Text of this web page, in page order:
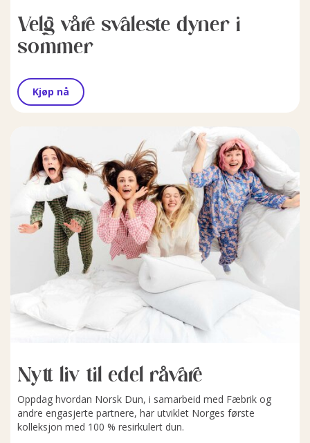
Velg våre svaleste dyner i
sommer
Kjøp nå
Nytt liv til edel råvare
Oppdag hvordan Norsk Dun, i samarbeid med Fæbrik og
andre engasjerte partnere, har utviklet Norges første
kolleksjon med 100 % resirkulert dun.